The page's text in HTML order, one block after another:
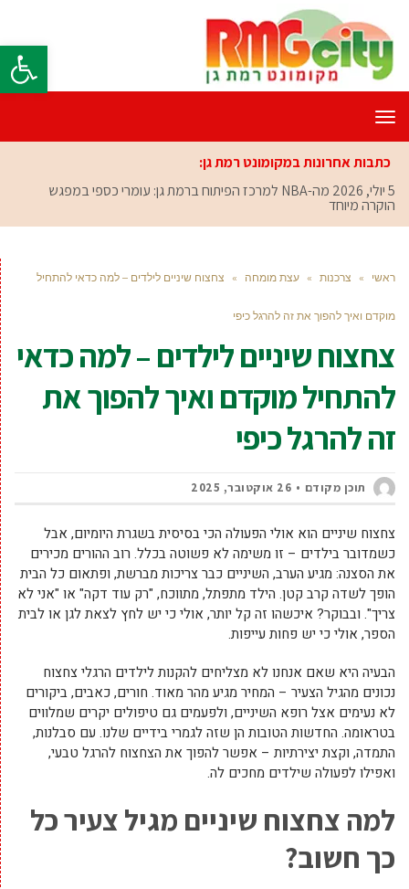
פתח
תפריט
כתבות אחרונות במקומונט רמת גן:
5 יולי, 2026
מה-NBA למרכז הפיתוח ברמת גן: עומרי כספי במפגש
הוקרה מיוחד
ראשי » צרכנות » עצת מומחה » צחצוח שיניים לילדים – למה כדאי להתחיל
מוקדם ואיך להפוך את זה להרגל כיפי
צחצוח שיניים לילדים – למה כדאי
להתחיל מוקדם ואיך להפוך את
זה להרגל כיפי
תוכן מקודם 26 אוקטובר, 2025
צחצוח שיניים הוא אולי הפעולה הכי בסיסית בשגרת היומיום, אבל
כשמדובר בילדים – זו משימה לא פשוטה בכלל. רוב ההורים מכירים
את הסצנה: מגיע הערב, השיניים כבר צריכות מברשת, ופתאום כל הבית
הופך לשדה קרב קטן. הילד מתפתל, מתווכח, "רק עוד דקה" או "אני לא
צריך". ובבוקר? איכשהו זה קל יותר, אולי כי יש לחץ לצאת לגן או לבית
הספר, אולי כי יש פחות עייפות.
הבעיה היא שאם אנחנו לא מצליחים להקנות לילדים הרגלי צחצוח
נכונים מהגיל הצעיר – המחיר מגיע מהר מאוד. חורים, כאבים, ביקורים
לא נעימים אצל רופא השיניים, ולפעמים גם טיפולים יקרים שמלווים
בטראומה. החדשות הטובות הן שזה לגמרי בידיים שלנו. עם סבלנות,
התמדה, וקצת יצירתיות – אפשר להפוך את הצחצוח להרגל טבעי,
ואפילו לפעולה שילדים מחכים לה.
למה צחצוח שיניים מגיל צעיר כל
כך חשוב?